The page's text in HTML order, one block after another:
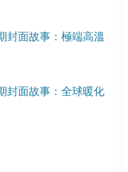
封面故事：極端高溫
封面故事：全球暖化